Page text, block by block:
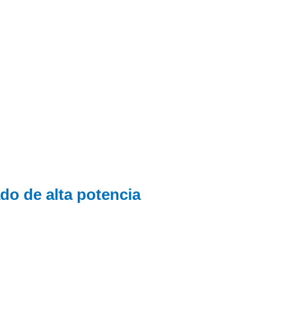
de alta potencia